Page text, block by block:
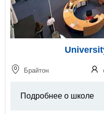
Брайтон
Подробнее о школе